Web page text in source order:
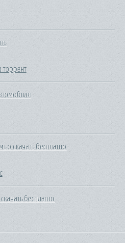
торрент
скачать бесплатно
бесплатно